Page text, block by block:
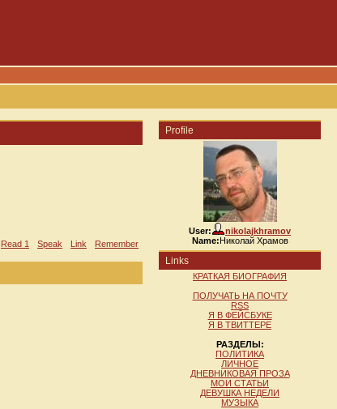
Read 1 Speak Link Remember
Profile
User:
nikolajkhramov
Name:Николай Храмов
Links
КРАТКАЯ БИОГРАФИЯ
ПОЛУЧАТЬ НА ПОЧТУ
RSS
Я В ФЕЙСБУКЕ
Я В ТВИТТЕРЕ
РАЗДЕЛЫ:
ПОЛИТИКА
ЛИЧНОЕ
ДНЕВНИКОВАЯ ПРОЗА
МОИ СТАТЬИ
ДЕВУШКА НЕДЕЛИ
МУЗЫКА